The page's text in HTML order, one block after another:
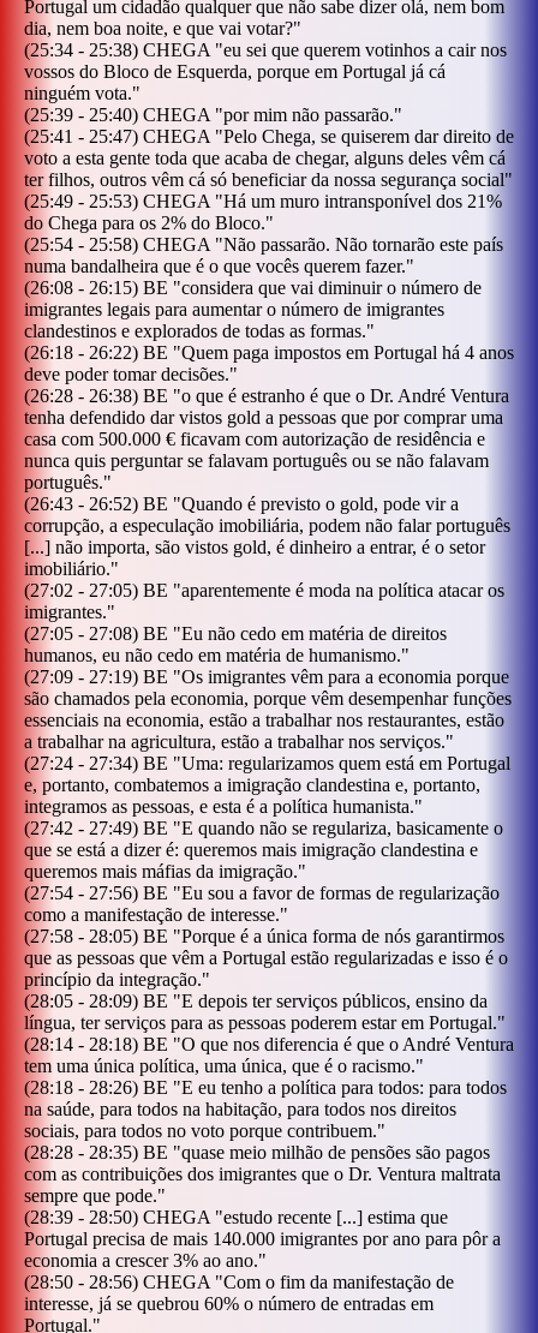
Portugal um cidadão qualquer que não sabe dizer olá, nem bom
dia, nem boa noite, e que vai votar?"
(25:34 - 25:38) CHEGA "eu sei que querem votinhos a cair nos
vossos do Bloco de Esquerda, porque em Portugal já cá
ninguém vota."
(25:39 - 25:40) CHEGA "por mim não passarão."
(25:41 - 25:47) CHEGA "Pelo Chega, se quiserem dar direito de
voto a esta gente toda que acaba de chegar, alguns deles vêm cá
ter filhos, outros vêm cá só beneficiar da nossa segurança social"
(25:49 - 25:53) CHEGA "Há um muro intransponível dos 21%
do Chega para os 2% do Bloco."
(25:54 - 25:58) CHEGA "Não passarão. Não tornarão este país
numa bandalheira que é o que vocês querem fazer."
(26:08 - 26:15) BE "considera que vai diminuir o número de
imigrantes legais para aumentar o número de imigrantes
clandestinos e explorados de todas as formas."
(26:18 - 26:22) BE "Quem paga impostos em Portugal há 4 anos
deve poder tomar decisões."
(26:28 - 26:38) BE "o que é estranho é que o Dr. André Ventura
tenha defendido dar vistos gold a pessoas que por comprar uma
casa com 500.000 € ficavam com autorização de residência e
nunca quis perguntar se falavam português ou se não falavam
português."
(26:43 - 26:52) BE "Quando é previsto o gold, pode vir a
corrupção, a especulação imobiliária, podem não falar português
[...] não importa, são vistos gold, é dinheiro a entrar, é o setor
imobiliário."
(27:02 - 27:05) BE "aparentemente é moda na política atacar os
imigrantes."
(27:05 - 27:08) BE "Eu não cedo em matéria de direitos
humanos, eu não cedo em matéria de humanismo."
(27:09 - 27:19) BE "Os imigrantes vêm para a economia porque
são chamados pela economia, porque vêm desempenhar funções
essenciais na economia, estão a trabalhar nos restaurantes, estão
a trabalhar na agricultura, estão a trabalhar nos serviços."
(27:24 - 27:34) BE "Uma: regularizamos quem está em Portugal
e, portanto, combatemos a imigração clandestina e, portanto,
integramos as pessoas, e esta é a política humanista."
(27:42 - 27:49) BE "E quando não se regulariza, basicamente o
que se está a dizer é: queremos mais imigração clandestina e
queremos mais máfias da imigração."
(27:54 - 27:56) BE "Eu sou a favor de formas de regularização
como a manifestação de interesse."
(27:58 - 28:05) BE "Porque é a única forma de nós garantirmos
que as pessoas que vêm a Portugal estão regularizadas e isso é o
princípio da integração."
(28:05 - 28:09) BE "E depois ter serviços públicos, ensino da
língua, ter serviços para as pessoas poderem estar em Portugal."
(28:14 - 28:18) BE "O que nos diferencia é que o André Ventura
tem uma única política, uma única, que é o racismo."
(28:18 - 28:26) BE "E eu tenho a política para todos: para todos
na saúde, para todos na habitação, para todos nos direitos
sociais, para todos no voto porque contribuem."
(28:28 - 28:35) BE "quase meio milhão de pensões são pagos
com as contribuições dos imigrantes que o Dr. Ventura maltrata
sempre que pode."
(28:39 - 28:50) CHEGA "estudo recente [...] estima que
Portugal precisa de mais 140.000 imigrantes por ano para pôr a
economia a crescer 3% ao ano."
(28:50 - 28:56) CHEGA "Com o fim da manifestação de
interesse, já se quebrou 60% o número de entradas em
Portugal."